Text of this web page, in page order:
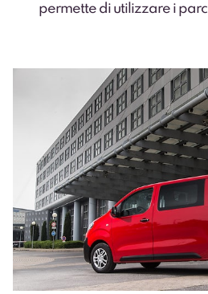
permette di utilizzare i